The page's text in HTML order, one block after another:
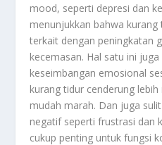
mood, seperti depresi dan
menunjukkan bahwa kurang
terkait dengan peningkatan
kecemasan. Hal satu ini
keseimbangan emosional
kurang tidur cenderung
mudah marah. Dan juga
negatif seperti frustrasi dan
cukup penting untuk fungsi